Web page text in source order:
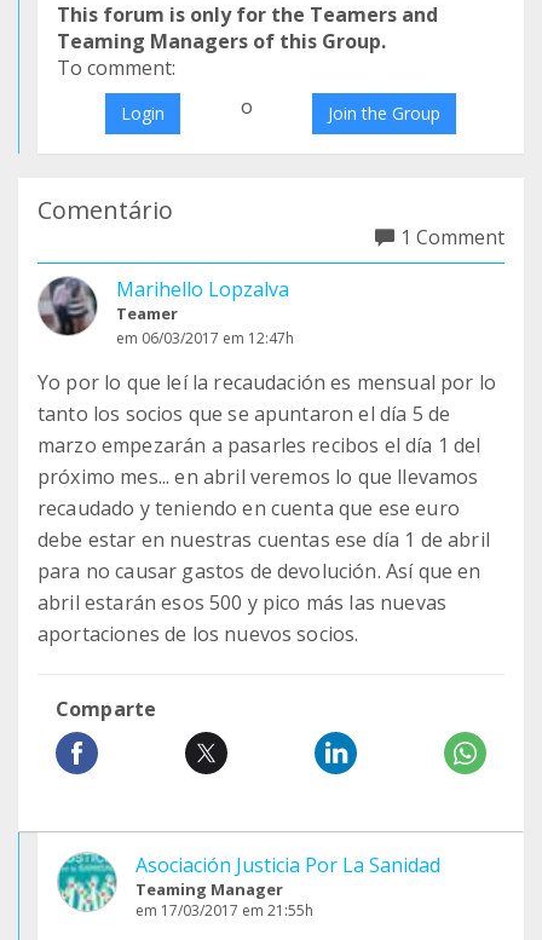
This forum is only for the Teamers and
Teaming Managers of this Group.
To comment:
Login o Join the Group
Comentário
1 Comment
Marihello Lopzalva
Teamer
em 06/03/2017 em 12:47h
Yo por lo que leí la recaudación es mensual por lo
tanto los socios que se apuntaron el día 5 de
marzo empezarán a pasarles recibos el día 1 del
próximo mes... en abril veremos lo que llevamos
recaudado y teniendo en cuenta que ese euro
debe estar en nuestras cuentas ese día 1 de abril
para no causar gastos de devolución. Así que en
abril estarán esos 500 y pico más las nuevas
aportaciones de los nuevos socios.
Comparte
Asociación Justicia Por La Sanidad
Teaming Manager
em 17/03/2017 em 21:55h